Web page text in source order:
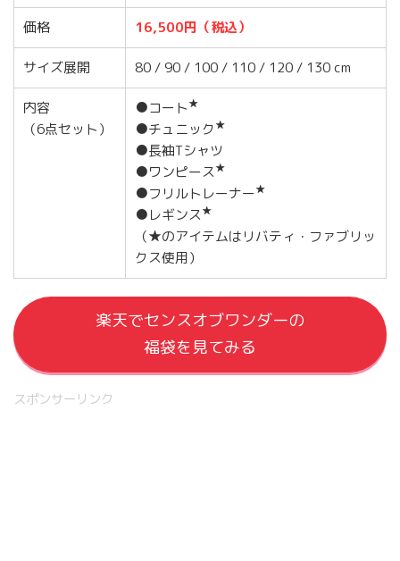
価格 16,500円（税込）
サイズ展開 80 / 90 / 100 / 110 / 120 / 130 cm
内容
（6点セット）
●コート★
●チュニック★
●長袖Tシャツ
●ワンピース★
●フリルトレーナー★
●レギンス★
（★のアイテムはリバティ・ファブリッ
クス使用）
楽天でセンスオブワンダーの
福袋を見てみる
スポンサーリンク